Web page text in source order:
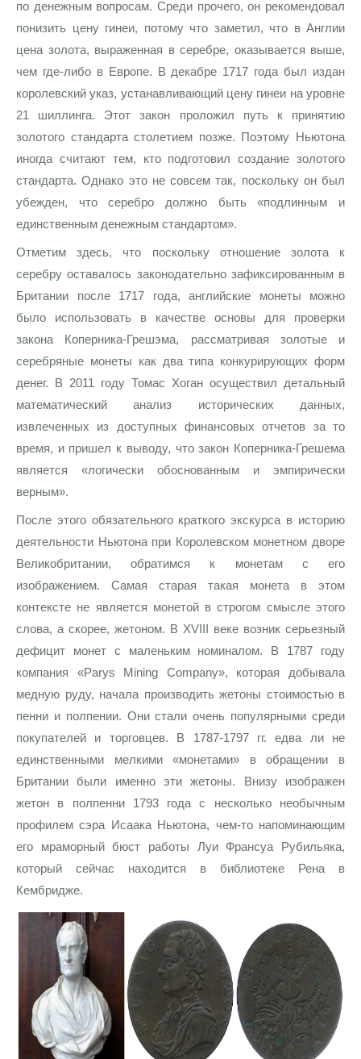
по денежным вопросам. Среди прочего, он рекомендовал
понизить цену гинеи, потому что заметил, что в Англии
цена золота, выраженная в серебре, оказывается выше,
чем где-либо в Европе. В декабре 1717 года был издан
королевский указ, устанавливающий цену гинеи на уровне
21 шиллинга. Этот закон проложил путь к принятию
золотого стандарта столетием позже. Поэтому Ньютона
иногда считают тем, кто подготовил создание золотого
стандарта. Однако это не совсем так, поскольку он был
убежден, что серебро должно быть «подлинным и
единственным денежным стандартом».
Отметим здесь, что поскольку отношение золота к
серебру оставалось законодательно зафиксированным в
Британии после 1717 года, английские монеты можно
было использовать в качестве основы для проверки
закона Коперника-Грешэма, рассматривая золотые и
серебряные монеты как два типа конкурирующих форм
денег. В 2011 году Томас Хоган осуществил детальный
математический анализ исторических данных,
извлеченных из доступных финансовых отчетов за то
время, и пришел к выводу, что закон Коперника-Грешема
является «логически обоснованным и эмпирически
верным».
После этого обязательного краткого экскурса в историю
деятельности Ньютона при Королевском монетном дворе
Великобритании, обратимся к монетам с его
изображением. Самая старая такая монета в этом
контексте не является монетой в строгом смысле этого
слова, а скорее, жетоном. В XVIII веке возник серьезный
дефицит монет с маленьким номиналом. В 1787 году
компания «Parys Mining Company», которая добывала
медную руду, начала производить жетоны стоимостью в
пенни и полпении. Они стали очень популярными среди
покупателей и торговцев. В 1787-1797 гг. едва ли не
единственными мелкими «монетами» в обращении в
Британии были именно эти жетоны. Внизу изображен
жетон в полпенни 1793 года с несколько необычным
профилем сэра Исаака Ньютона, чем-то напоминающим
его мраморный бюст работы Луи Франсуа Рубильяка,
который сейчас находится в библиотеке Рена в
Кембридже.